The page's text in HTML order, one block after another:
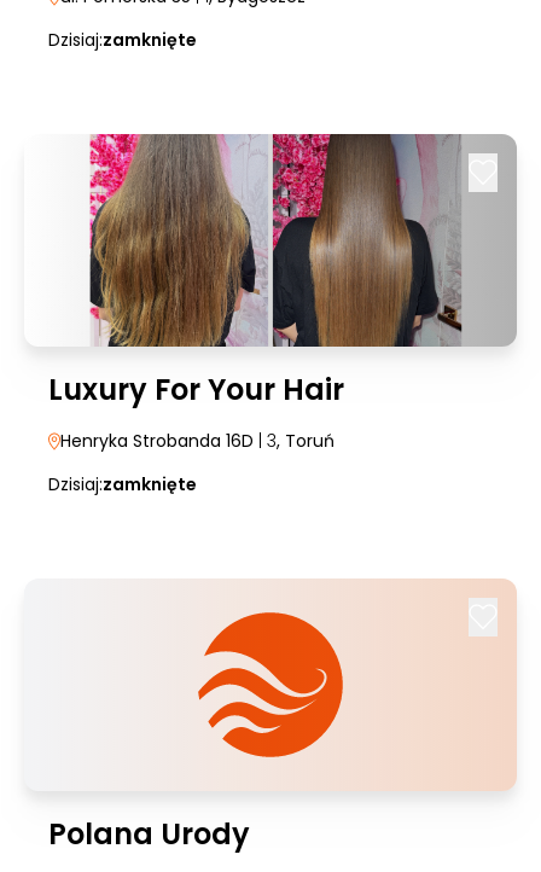
Dzisiaj:zamknięte
Luxury For Your Hair
Henryka Strobanda 16D | 3, Toruń
Dzisiaj:zamknięte
Polana Urody